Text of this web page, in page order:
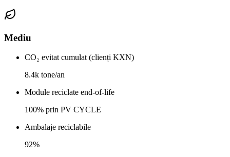
Mediu
CO₂ evitat cumulat (clienți KXN)
8.4k tone/an
Module reciclate end-of-life
100% prin PV CYCLE
Ambalaje reciclabile
92%